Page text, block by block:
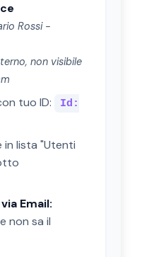
Rossi -
non visibile
tuo ID:
Id:
lista "Utenti
Email:
non sa il